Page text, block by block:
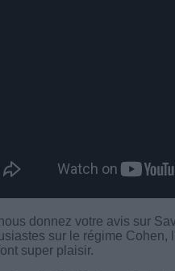
donnez votre avis sur
sur le régime Cohen,
super plaisir.